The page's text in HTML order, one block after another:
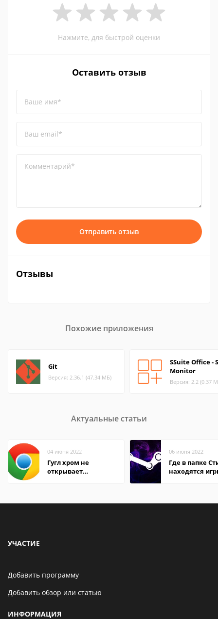
Нажмите, для быстрой оценки
Оставить отзыв
Ваше имя*
Ваш email*
Комментарий*
Отправить отзыв
Отзывы
Похожие приложения
Git
Версия: 2.36.1 (47.34 МБ)
SSuite Office -
Monitor
Версия: 2.2 (0.37
Актуальные статьи
04 июня 2022
Гугл хром не
открывает
06 июня 2022
Где в папке
находятся
УЧАСТИЕ
Добавить программу
Добавить обзор или статью
ИНФОРМАЦИЯ